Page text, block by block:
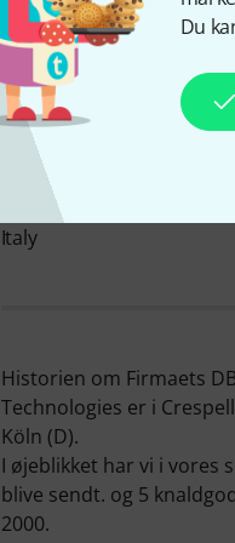
Du
FIRMAET LIGGER I
Italy
Historien om Firmaets
Technologies er i
Köln (D).
I øjeblikket har vi i vores
blive sendt. og 5
2000.